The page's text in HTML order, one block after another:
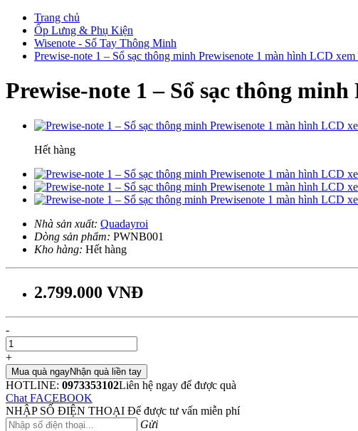
Trang chủ
Ốp Lưng & Phụ Kiện
Wisenote - Sổ Tay Thông Minh
Prewise-note 1 – Sổ sạc thông minh Prewisenote 1 màn hình LCD
Prewise-note 1 – Sổ sạc thông
Hết hàng
Nhà sản xuất: Quadayroi
Dòng sản phẩm: PWNB001
Kho hàng: Hết hàng
2.799.000 VNĐ
-
+
Mua quà ngayNhận quà liền tay
HOTLINE: 0973353102Liên hệ ngay để được quà
Chat FACEBOOK
NHẬP SỐ ĐIỆN THOẠI Để được tư vấn miễn phí
Gửi